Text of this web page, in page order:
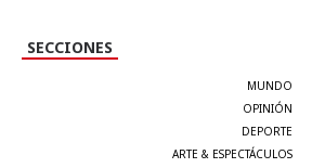
SECCIONES
MUNDO
OPINIÓN
DEPORTE
ARTE & ESPECTÁCULOS